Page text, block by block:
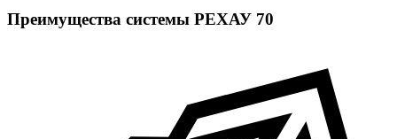
Преимущества системы РЕХАУ 70